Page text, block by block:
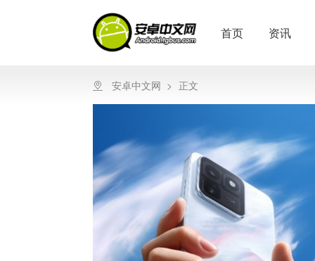
首页 资讯
安卓中文网 > 正文